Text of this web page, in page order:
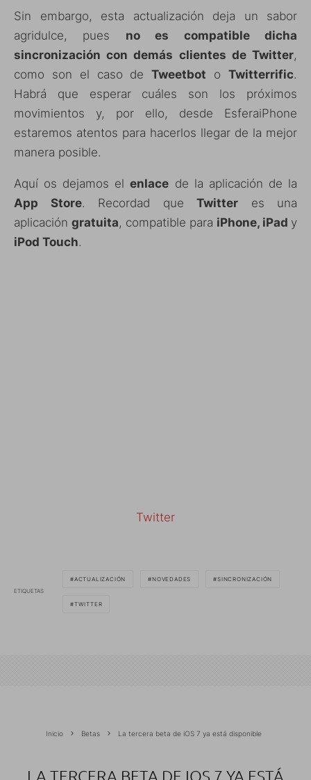
Sin embargo, esta actualización deja un sabor
agridulce, pues no es compatible dicha
sincronización con demás clientes de Twitter,
como son el caso deTweetbot oTwitterrific.
Habrá que esperar cuáles son los próximos
movimientos y, por ello, desde EsferaiPhone
estaremos atentos para hacerlos llegar de la mejor
manera posible.
Aquí os dejamos elenlace de la aplicación de la
App Store. Recordad que Twitter es una
aplicación gratuita, compatible para iPhone, iPad y
iPod Touch.
Twitter
ETIQUETAS
ACTUALIZACIÓN NOVEDADES SINCRONIZACIÓN
TWITTER
Inicio Betas La tercera beta de iOS 7 ya está disponible
LA TERCERA BETA DE IOS 7 YA ESTÁ